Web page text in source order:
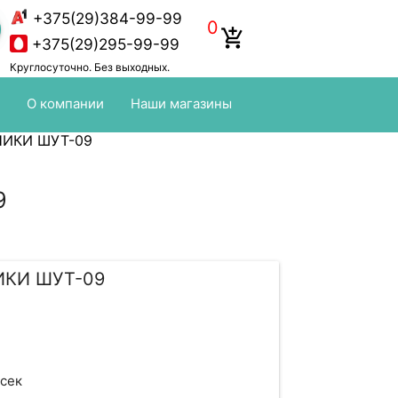
+375(29)384-99-99
+375(29)295-99-99
Круглосуточно. Без выходных.
add_shopping_cart
0
О компании Наши магазины
ШУТ-09
ШУТ-09